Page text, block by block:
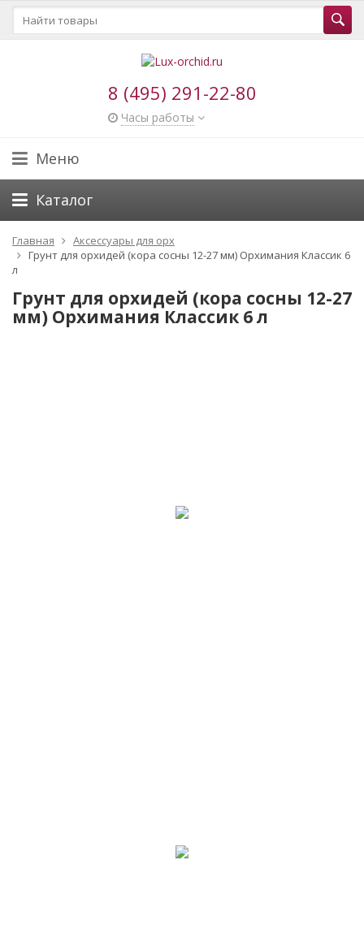
8 (495) 291-22-80
Часы работы
Меню
Каталог
Главная
Аксессуары для орх
Грунт для орхидей (кора сосны 12-27 мм) Орхимания Классик 6
л
Грунт для орхидей (кора сосны 12-27
мм) Орхимания Классик 6 л